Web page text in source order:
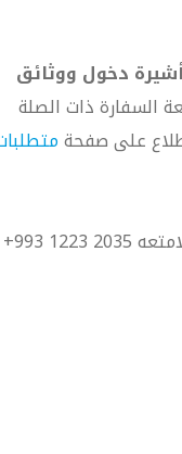
دخول ووثائق
السفارة ذات الصلة
على صفحة
1223 993+